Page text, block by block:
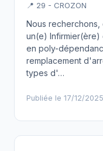
📍 29 - CROZON
Nous recherchons,
un(e)
en poly-
remplacement
types d'…
Publiée le 17/12/2025